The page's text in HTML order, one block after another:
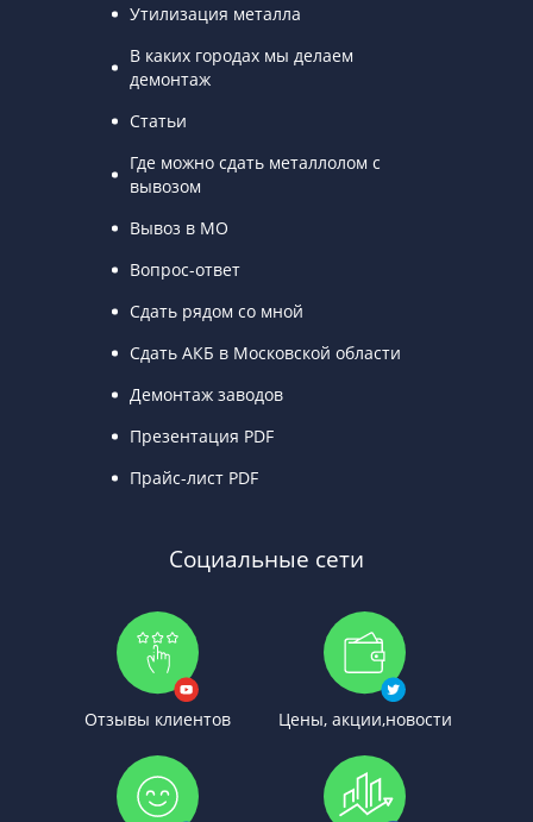
Утилизация металла
В каких городах мы делаем
демонтаж
Статьи
Где можно сдать металлолом с
вывозом
Вывоз в МО
Вопрос-ответ
Сдать рядом со мной
Сдать АКБ в Московской области
Демонтаж заводов
Презентация PDF
Прайс-лист PDF
Социальные сети
Отзывы клиентов Цены, акции,новости